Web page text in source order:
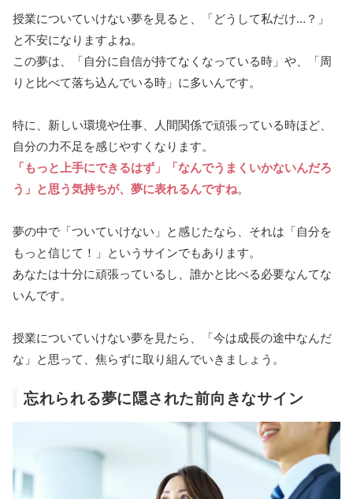
授業についていけない夢を見ると、「どうして私だけ…？」
と不安になりますよね。
この夢は、「自分に自信が持てなくなっている時」や、「周
りと比べて落ち込んでいる時」に多いんです。
特に、新しい環境や仕事、人間関係で頑張っている時ほど、
自分の力不足を感じやすくなります。
「もっと上手にできるはず」「なんでうまくいかないんだろ
う」と思う気持ちが、夢に表れるんですね。
夢の中で「ついていけない」と感じたなら、それは「自分を
もっと信じて！」というサインでもあります。
あなたは十分に頑張っているし、誰かと比べる必要なんてな
いんです。
授業についていけない夢を見たら、「今は成長の途中なんだ
な」と思って、焦らずに取り組んでいきましょう。
忘れられる夢に隠された前向きなサイン